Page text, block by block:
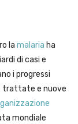
la malaria ha
di casi e
i progressi
trattate e nuove
mondiale